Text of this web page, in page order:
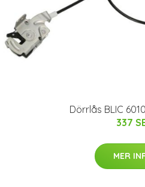
Dörrlås BLIC
337
MER